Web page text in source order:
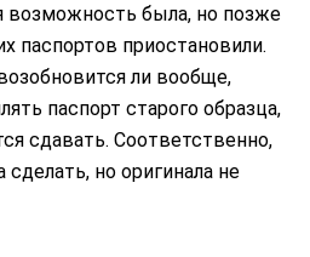
возможность была, но позже
паспортов приостановили.
ли вообще,
паспорт старого образца,
сдавать. Соответственно,
но оригинала не